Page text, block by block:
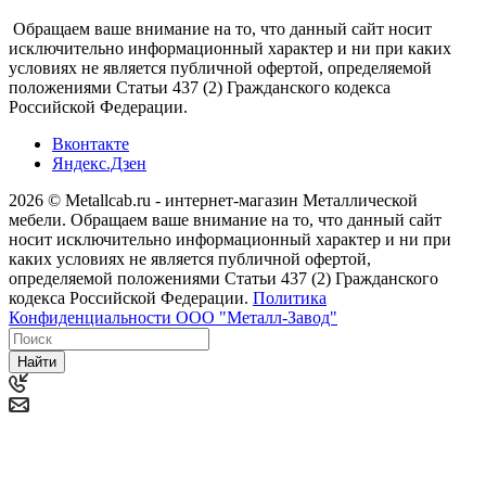
Обращаем ваше внимание на то, что данный сайт носит
исключительно информационный характер и ни при каких
условиях не является публичной офертой, определяемой
положениями Статьи 437 (2) Гражданского кодекса
Российской Федерации.
Вконтакте
Яндекс.Дзен
2026 © Metallcab.ru - интернет-магазин Металлической
мебели. Обращаем ваше внимание на то, что данный сайт
носит исключительно информационный характер и ни при
каких условиях не является публичной офертой,
определяемой положениями Статьи 437 (2) Гражданского
кодекса Российской Федерации. Политика
Конфиденциальности ООО "Металл-Завод"
Найти